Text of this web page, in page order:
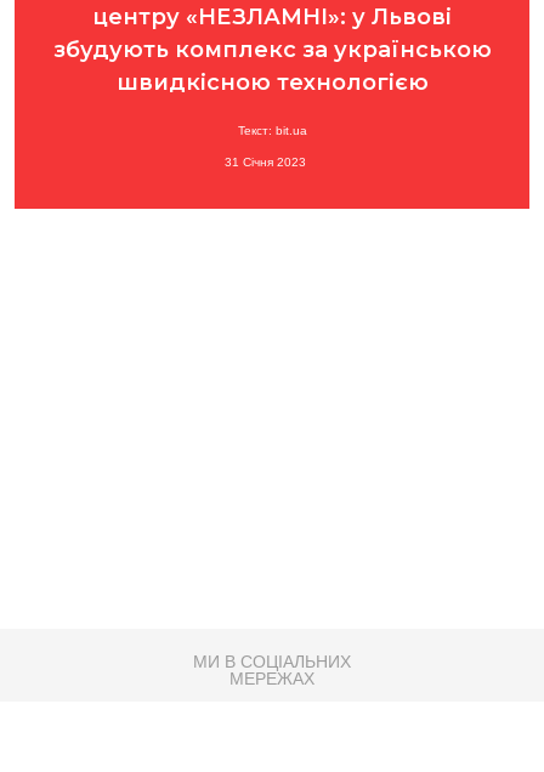
центру «НЕЗЛАМНІ»: у Львові
збудують комплекс за українською
швидкісною технологією
Текст: bit.ua
31 Січня 2023
МИ В СОЦІАЛЬНИХ
МЕРЕЖАХ